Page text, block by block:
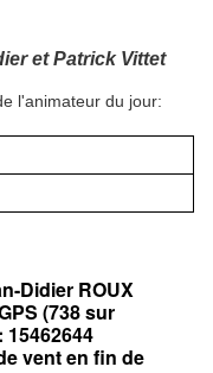
et Patrick Vittet
l'animateur du jour:
Didier ROUX
(738 sur
vent en fin de